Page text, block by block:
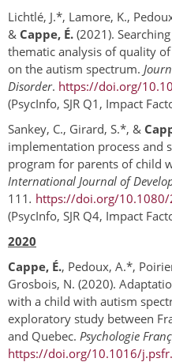
Lichtlé, J.*, Lamore, K.,
& Cappe, É. (2021).
thematic analysis of quality
on the autism spectrum.
Disorder. https://doi.org/
(PsycInfo, SJR Q1, Impact
Sankey, C., Girard, S.*, &
implementation process and
program for parents of child
International Journal of
111. https://doi.org/
(PsycInfo, SJR Q4, Impact
2020
Cappe, É., Pedoux, A.*,
Grosbois, N. (2020).
with a child with autism
exploratory study between
and Quebec. Psychologie
https://doi.org/10.1016/